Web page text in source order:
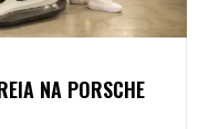
NA PORSCHE